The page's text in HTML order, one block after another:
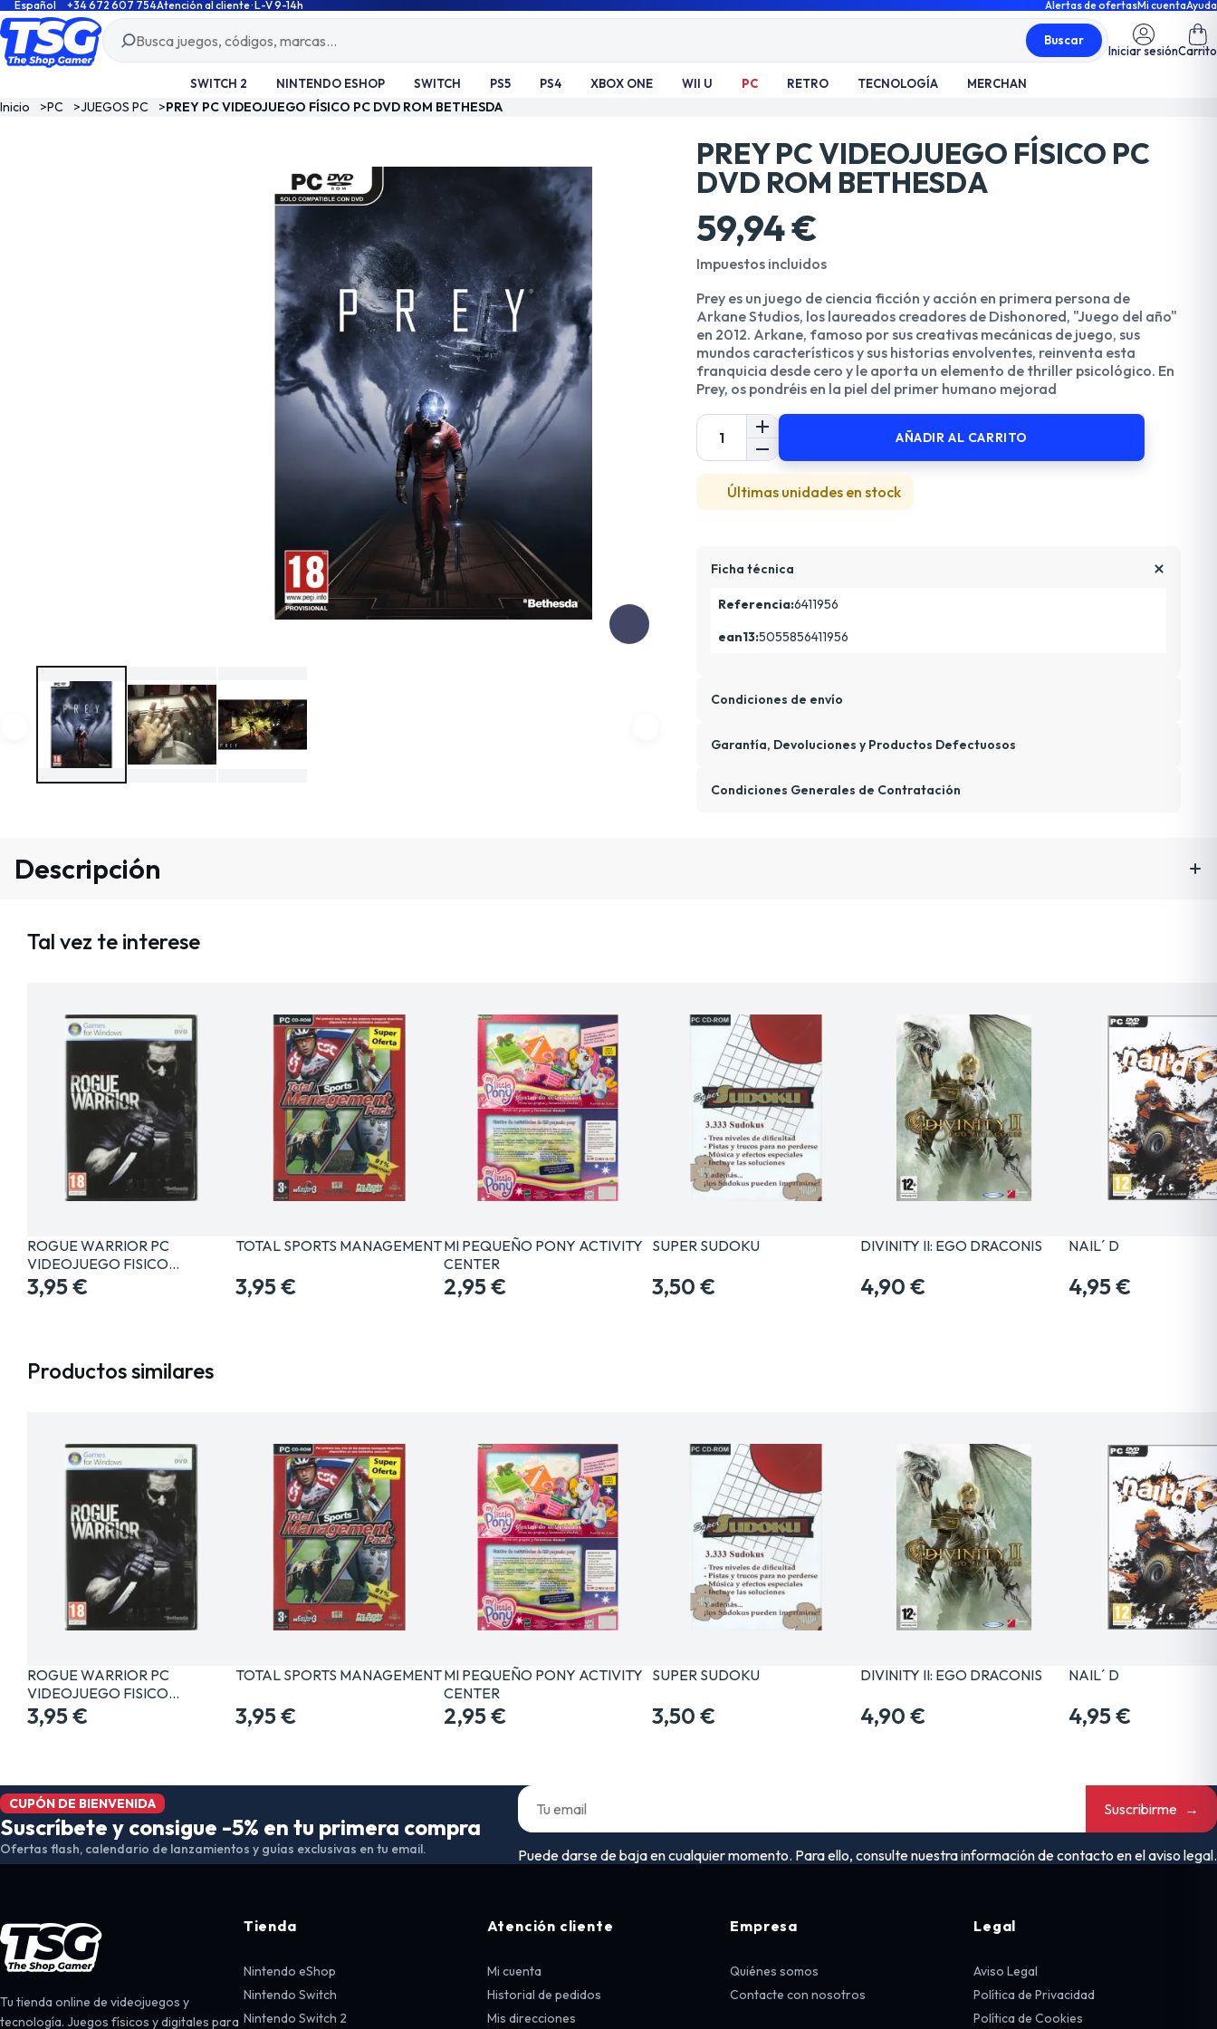
Español +34 672 607 754Atención al cliente · L-V 9-14h Alertas de ofertasMi cuentaAyuda
Buscar
Iniciar sesiónCarrito
SWITCH 2 NINTENDO ESHOP SWITCH PS5 PS4 XBOX ONE WII U PC RETRO TECNOLOGÍA MERCHAN
Inicio >PC >JUEGOS PC >PREY PC VIDEOJUEGO FÍSICO PC DVD ROM BETHESDA
PREY PC VIDEOJUEGO FÍSICO PC
DVD ROM BETHESDA
59,94 €
Impuestos incluidos
Prey es un juego de ciencia ficción y acción en primera persona de
Arkane Studios, los laureados creadores de Dishonored, "Juego del año"
en 2012. Arkane, famoso por sus creativas mecánicas de juego, sus
mundos característicos y sus historias envolventes, reinventa esta
franquicia desde cero y le aporta un elemento de thriller psicológico. En
Prey, os pondréis en la piel del primer humano mejorad
AÑADIR AL CARRITO
Últimas unidades en stock
Ficha técnica
Referencia:6411956
ean13:5055856411956
Condiciones de envío
Garantía, Devoluciones y Productos Defectuosos
Condiciones Generales de Contratación
Descripción
Tal vez te interese
ROGUE WARRIOR PC
VIDEOJUEGO FISICO
PHYSICAL…
3,95 €
TOTAL SPORTS MANAGEMENT
3,95 €
MI PEQUEÑO PONY ACTIVITY
CENTER
2,95 €
SUPER SUDOKU
3,50 €
DIVINITY II: EGO DRACONIS
4,90 €
NAIL´ D
4,95 €
Productos similares
ROGUE WARRIOR PC
VIDEOJUEGO FISICO
PHYSICAL…
3,95 €
TOTAL SPORTS MANAGEMENT
3,95 €
MI PEQUEÑO PONY ACTIVITY
CENTER
2,95 €
SUPER SUDOKU
3,50 €
DIVINITY II: EGO DRACONIS
4,90 €
NAIL´ D
4,95 €
CUPÓN DE BIENVENIDA
Suscríbete y consigue -5% en tu primera compra
Ofertas flash, calendario de lanzamientos y guías exclusivas en tu email.
Suscribirme →
Puede darse de baja en cualquier momento. Para ello, consulte nuestra información de contacto en el aviso legal.
Tu tienda online de videojuegos y
tecnología. Juegos físicos y digitales para
Tienda
Nintendo eShop
Nintendo Switch
Nintendo Switch 2
Atención cliente
Mi cuenta
Historial de pedidos
Mis direcciones
Empresa
Quiénes somos
Contacte con nosotros
Legal
Aviso Legal
Política de Privacidad
Política de Cookies